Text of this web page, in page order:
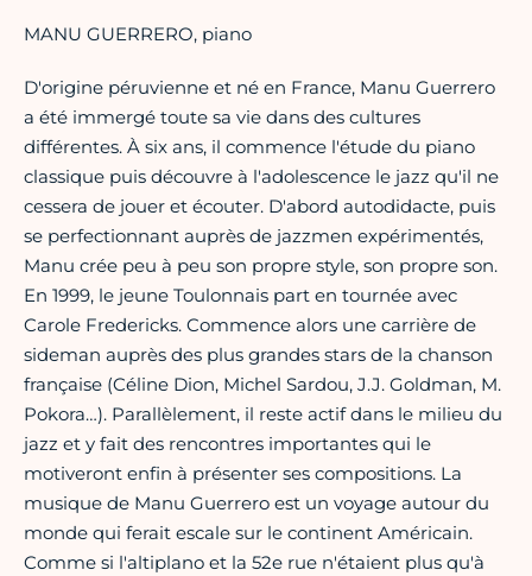
MANU GUERRERO, piano
D'origine péruvienne et né en France, Manu Guerrero
a été immergé toute sa vie dans des cultures
différentes. À six ans, il commence l'étude du piano
classique puis découvre à l'adolescence le jazz qu'il ne
cessera de jouer et écouter. D'abord autodidacte, puis
se perfectionnant auprès de jazzmen expérimentés,
Manu crée peu à peu son propre style, son propre son.
En 1999, le jeune Toulonnais part en tournée avec
Carole Fredericks. Commence alors une carrière de
sideman auprès des plus grandes stars de la chanson
française (Céline Dion, Michel Sardou, J.J. Goldman, M.
Pokora…). Parallèlement, il reste actif dans le milieu du
jazz et y fait des rencontres importantes qui le
motiveront enfin à présenter ses compositions. La
musique de Manu Guerrero est un voyage autour du
monde qui ferait escale sur le continent Américain.
Comme si l'altiplano et la 52e rue n'étaient plus qu'à